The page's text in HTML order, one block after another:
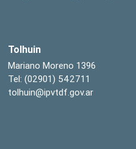
Tolhuin
Mariano Moreno 1396
Tel: (02901) 542711
tolhuin@ipvtdf.gov.ar